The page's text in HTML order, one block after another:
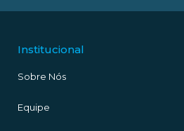
Institucional
Sobre Nós
Equipe